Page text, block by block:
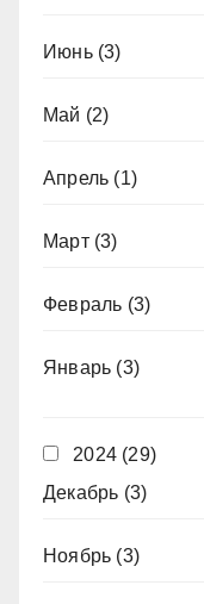
Июнь(3)
Май (2)
Апрель (1)
Март(3)
Февраль (3)
Январь (3)
2024 (29)
Декабрь (3)
Ноябрь (3)